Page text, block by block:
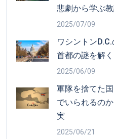
悲劇から学ぶ教
2025/07/09
ワシントン
首都の謎を解く
2025/06/09
軍隊を捨てた
でいられるの
実
2025/06/21